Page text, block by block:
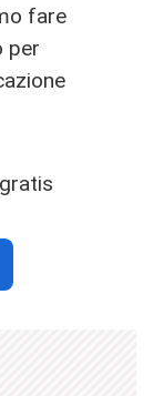
fare
per